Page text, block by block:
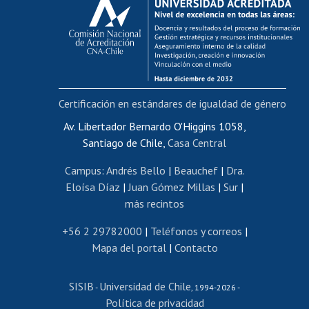
Postulación al AUCAI
Funcionarias/os
Cursos internos de capacitación
Bienestar del personal
Portal de movilidad interna
Certificado de renta
Certificado de renta honorarios
Editar páginas blancas
Extranjeras/os
Revalidación y reconocimiento de títulos
Postulación al Programa de Movilidad Estudiantil
Cursos de español
Av. Libertador Bernardo O'Higgins 1058,
Santiago de Chile, Casa Central
Campus: Andrés Bello | Beauchef| Dra.
Eloísa Díaz | Juan Gómez Millas | Sur |
más recintos
+56 2 29782000 | Teléfonos y correos |
Mapa del portal| Contacto
SISIB - Universidad de Chile , 1994-2026 -
Política de privacidad
Certificación en estándares de igualdad de género